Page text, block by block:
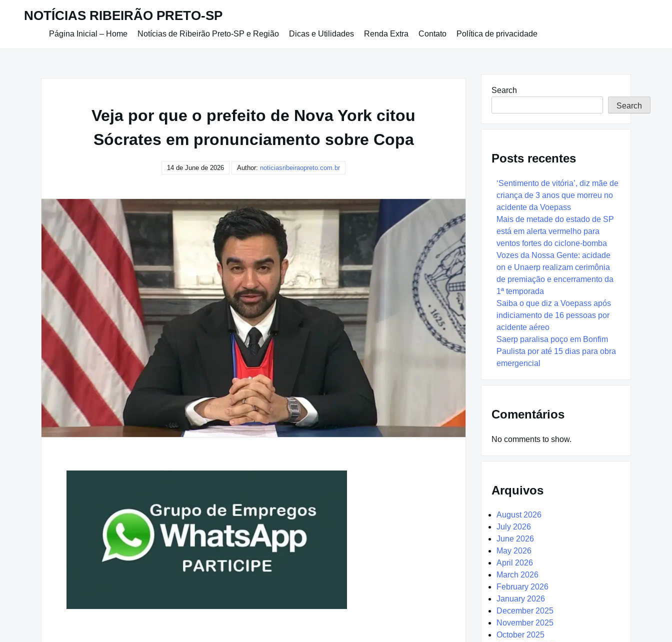
NOTÍCIAS RIBEIRÃO PRETO-SP
Página Inicial – Home Notícias de Ribeirão Preto-SP e Região Dicas e Utilidades Renda Extra Contato Política de privacidade
Veja por que o prefeito de Nova York citou
Sócrates em pronunciamento sobre Copa
14 de June de 2026 Author: noticiasribeiraopreto.com.br
Search
Search
Posts recentes
‘Sentimento de vitória’, diz mãe de
criança de 3 anos que morreu no
acidente da Voepass
Mais de metade do estado de SP
está em alerta vermelho para
ventos fortes do ciclone-bomba
Vozes da Nossa Gente: acidade
on e Unaerp realizam cerimônia
de premiação e encerramento da
1ª temporada
Saiba o que diz a Voepass após
indiciamento de 16 pessoas por
acidente aéreo
Saerp paralisa poço em Bonfim
Paulista por até 15 dias para obra
emergencial
Comentários
No comments to show.
Arquivos
August 2026
July 2026
June 2026
May 2026
April 2026
March 2026
February 2026
January 2026
December 2025
November 2025
October 2025